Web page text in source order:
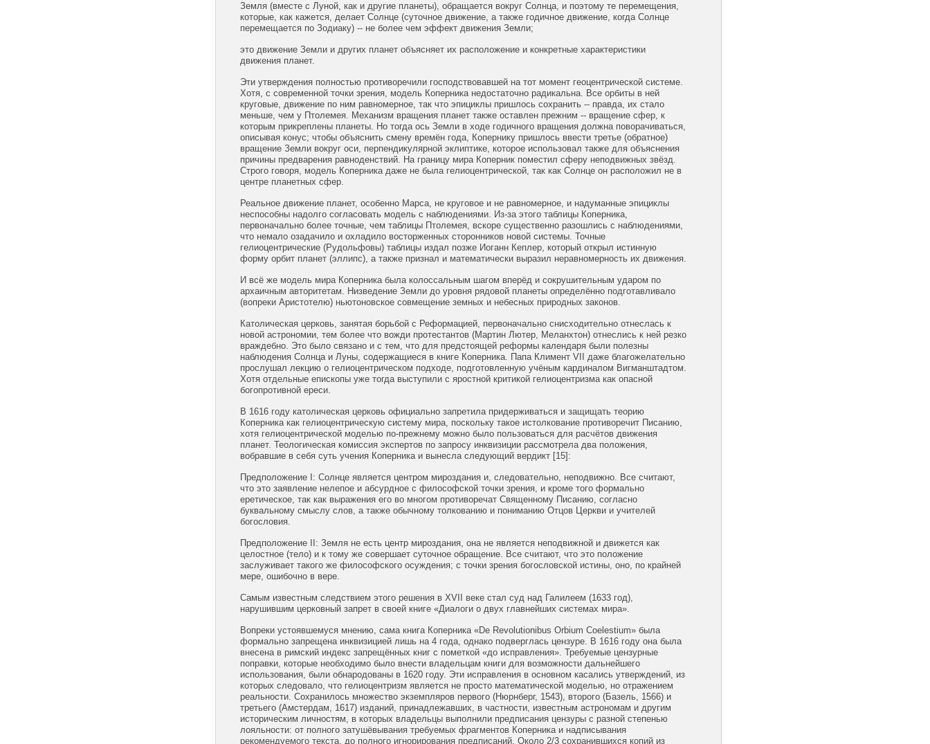
Земля (вместе с Луной, как и другие планеты), обращается вокруг Солнца, и поэтому те перемещения,
которые, как кажется, делает Солнце (суточное движение, а также годичное движение, когда Солнце
перемещается по Зодиаку) -- не более чем эффект движения Земли;
это движение Земли и других планет объясняет их расположение и конкретные характеристики
движения планет.
Эти утверждения полностью противоречили господствовавшей на тот момент геоцентрической системе.
Хотя, с современной точки зрения, модель Коперника недостаточно радикальна. Все орбиты в ней
круговые, движение по ним равномерное, так что эпициклы пришлось сохранить -- правда, их стало
меньше, чем у Птолемея. Механизм вращения планет также оставлен прежним -- вращение сфер, к
которым прикреплены планеты. Но тогда ось Земли в ходе годичного вращения должна поворачиваться,
описывая конус; чтобы объяснить смену времён года, Копернику пришлось ввести третье (обратное)
вращение Земли вокруг оси, перпендикулярной эклиптике, которое использовал также для объяснения
причины предварения равноденствий. На границу мира Коперник поместил сферу неподвижных звёзд.
Строго говоря, модель Коперника даже не была гелиоцентрической, так как Солнце он расположил не в
центре планетных сфер.
Реальное движение планет, особенно Марса, не круговое и не равномерное, и надуманные эпициклы
неспособны надолго согласовать модель с наблюдениями. Из-за этого таблицы Коперника,
первоначально более точные, чем таблицы Птолемея, вскоре существенно разошлись с наблюдениями,
что немало озадачило и охладило восторженных сторонников новой системы. Точные
гелиоцентрические (Рудольфовы) таблицы издал позже Иоганн Кеплер, который открыл истинную
форму орбит планет (эллипс), а также признал и математически выразил неравномерность их движения.
И всё же модель мира Коперника была колоссальным шагом вперёд и сокрушительным ударом по
архаичным авторитетам. Низведение Земли до уровня рядовой планеты определённо подготавливало
(вопреки Аристотелю) ньютоновское совмещение земных и небесных природных законов.
Католическая церковь, занятая борьбой с Реформацией, первоначально снисходительно отнеслась к
новой астрономии, тем более что вожди протестантов (Мартин Лютер, Меланхтон) отнеслись к ней резко
враждебно. Это было связано и с тем, что для предстоящей реформы календаря были полезны
наблюдения Солнца и Луны, содержащиеся в книге Коперника. Папа Климент VII даже благожелательно
прослушал лекцию о гелиоцентрическом подходе, подготовленную учёным кардиналом Вигманштадтом.
Хотя отдельные епископы уже тогда выступили с яростной критикой гелиоцентризма как опасной
богопротивной ереси.
В 1616 году католическая церковь официально запретила придерживаться и защищать теорию
Коперника как гелиоцентрическую систему мира, поскольку такое истолкование противоречит Писанию,
хотя гелиоцентрической моделью по-прежнему можно было пользоваться для расчётов движения
планет. Теологическая комиссия экспертов по запросу инквизиции рассмотрела два положения,
вобравшие в себя суть учения Коперника и вынесла следующий вердикт [15]:
Предположение I: Солнце является центром мироздания и, следовательно, неподвижно. Все считают,
что это заявление нелепое и абсурдное с философской точки зрения, и кроме того формально
еретическое, так как выражения его во многом противоречат Священному Писанию, согласно
буквальному смыслу слов, а также обычному толкованию и пониманию Отцов Церкви и учителей
богословия.
Предположение II: Земля не есть центр мироздания, она не является неподвижной и движется как
целостное (тело) и к тому же совершает суточное обращение. Все считают, что это положение
заслуживает такого же философского осуждения; с точки зрения богословской истины, оно, по крайней
мере, ошибочно в вере.
Самым известным следствием этого решения в XVII веке стал суд над Галилеем (1633 год),
нарушившим церковный запрет в своей книге «Диалоги о двух главнейших системах мира».
Вопреки устоявшемуся мнению, сама книга Коперника «De Revolutionibus Orbium Coelestium» была
формально запрещена инквизицией лишь на 4 года, однако подверглась цензуре. В 1616 году она была
внесена в римский индекс запрещённых книг с пометкой «до исправления». Требуемые цензурные
поправки, которые необходимо было внести владельцам книги для возможности дальнейшего
использования, были обнародованы в 1620 году. Эти исправления в основном касались утверждений, из
которых следовало, что гелиоцентризм является не просто математической моделью, но отражением
реальности. Сохранилось множество экземпляров первого (Нюрнберг, 1543), второго (Базель, 1566) и
третьего (Амстердам, 1617) изданий, принадлежавших, в частности, известным астрономам и другим
историческим личностям, в которых владельцы выполнили предписания цензуры с разной степенью
лояльности: от полного затушёвывания требуемых фрагментов Коперника и надписывания
рекомендуемого текста, до полного игнорирования предписаний. Около 2/3 сохранившихся копий из